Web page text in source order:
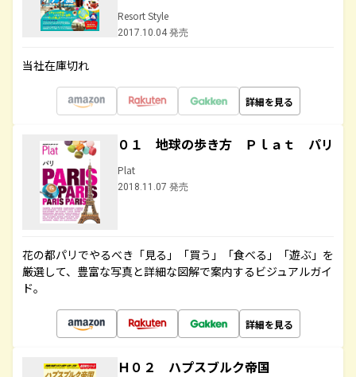
Resort Style
2017.10.04 発売
当社在庫切れ
詳細を見る
０１ 地球の歩き方 Ｐｌａｔ パリ
Plat
2018.11.07 発売
花の都パリでやるべき「見る」「買う」「食べる」「遊ぶ」を
厳選して、豊富な写真と詳細な図解で案内するビジュアルガイ
ド。
詳細を見る
Ｈ０２ ハプスブルク帝国